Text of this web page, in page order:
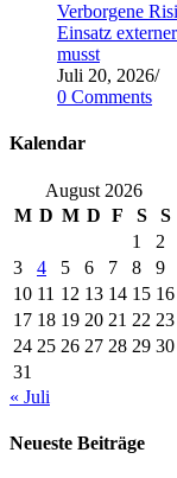
Verborgene
Einsatz
musst
Juli 20, 2026/
0 Comments
Kalendar
August 2026
M D M D F S
S
1
2
3
4 5 6 7 8
9
10 11 12 13 14 15 16
17 18 19 20 21 22 23
24 25 26 27 28 29 30
31
« Juli
Neueste Beiträge